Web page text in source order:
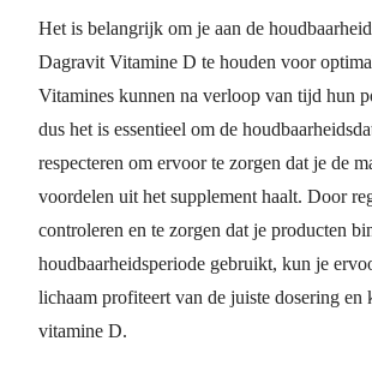
Het is belangrijk om je aan de
Dagravit Vitamine D te houden voor
Vitamines kunnen na verloop van tijd hun
dus het is essentieel om de
respecteren om ervoor te zorgen dat je de
voordelen uit het supplement haalt. Door
controleren en te zorgen dat je producten
houdbaarheidsperiode gebruikt, kun je
lichaam profiteert van de juiste dosering en
vitamine D.